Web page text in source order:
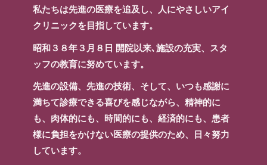
私たちは先進の医療を追及し、人にやさしいアイ
クリニックを目指しています。
昭和３８年３月８日 開院以来､施設の充実、スタ
ッフの教育に努めています。
先進の設備、先進の技術、そして、いつも感謝に
満ちて診療できる喜びを感じながら、精神的に
も、肉体的にも、時間的にも、経済的にも、患者
様に負担をかけない医療の提供のため、日々努力
しています。